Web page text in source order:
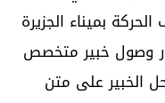
بميناء الجزيرة
وصول خبير متخصص
الخبير على متن